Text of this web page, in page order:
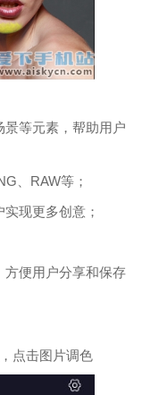
等元素，帮助用户
、RAW等；
现更多创意；
方便用户分享和保存
点击图片调色